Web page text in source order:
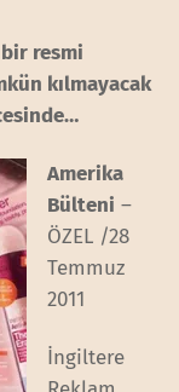
resmi
kılmayacak
Amerika
Bülteni –
ÖZEL /28
Temmuz
2011
İngiltere